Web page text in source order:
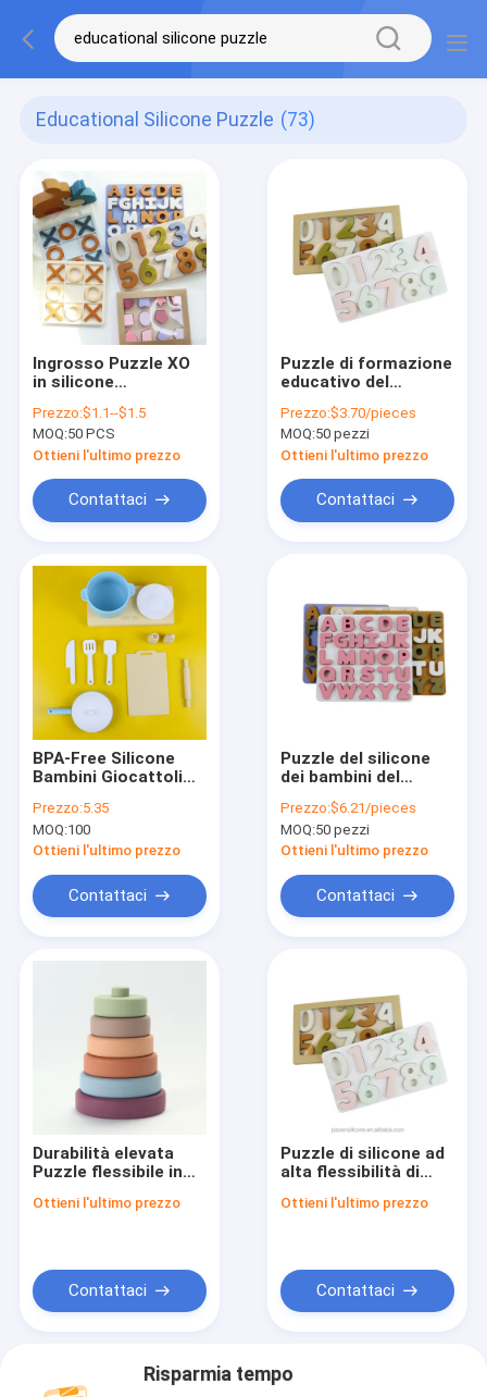
Educational Silicone Puzzle (73)
Ingrosso Puzzle XO
in silicone
Brand Bambino
Puzzle di silicone
didattico
Prezzo:$1.1--$1.5
MOQ:50 PCS
Ottieni l'ultimo prezzo
Contattaci
Puzzle di formazione
educativo del
bambino di forma di
numero dell'Arabia
Prezzo:$3.70/pieces
MOQ:50 pezzi
Ottieni l'ultimo prezzo
Contattaci
BPA-Free Silicone
Bambini Giocattoli
prescolare Silicone
Puzzle Toys Per
Bambini
Prezzo:5.35
MOQ:100
Ottieni l'ultimo prezzo
Contattaci
Puzzle del silicone
dei bambini del
forma di alfabeto
delle lettere
Prezzo:$6.21/pieces
MOQ:50 pezzi
Ottieni l'ultimo prezzo
Contattaci
Durabilità elevata
Puzzle flessibile in
casuale Flessibilità
Ottieni l'ultimo prezzo
Contattaci
Puzzle di silicone ad
alta flessibilità di
divertimento
Ottieni l'ultimo prezzo
Contattaci
Risparmia tempo